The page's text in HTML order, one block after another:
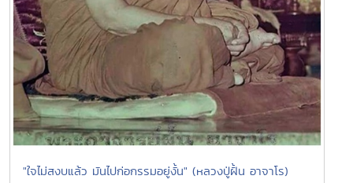
"ใจไม่สงบแล้ว มันไปก่อกรรมอยู่งั้น" (หลวงปู่ฝั้น อาจาโร)